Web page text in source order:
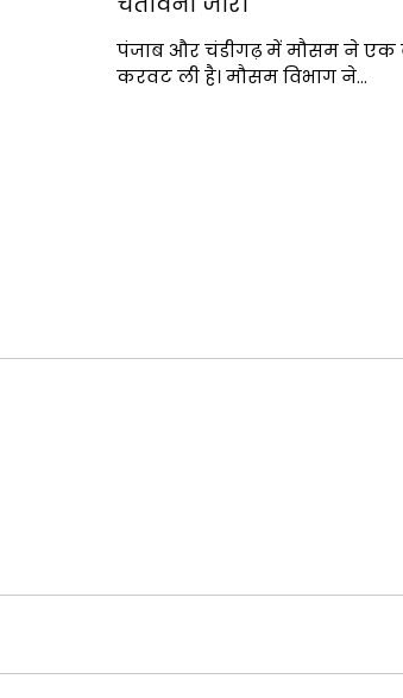
पंजाब और चंडीगढ़ में मौसम ने एक
करवट ली है। मौसम विभाग ने…